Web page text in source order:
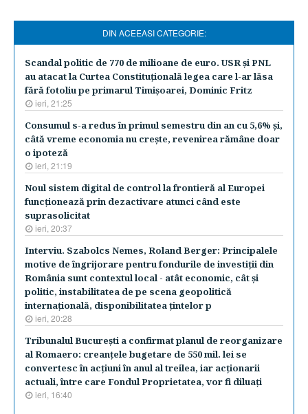
DIN ACEEASI CATEGORIE:
Scandal politic de 770 de milioane de euro. USR şi PNL
au atacat la Curtea Constituţională legea care l-ar lăsa
fără fotoliu pe primarul Timişoarei, Dominic Fritz
ieri, 21:25
Consumul s-a redus în primul semestru din an cu 5,6% şi,
câtă vreme economia nu creşte, revenirea rămâne doar
o ipoteză
ieri, 21:19
Noul sistem digital de control la frontieră al Europei
funcţionează prin dezactivare atunci când este
suprasolicitat
ieri, 20:37
Interviu. Szabolcs Nemes, Roland Berger: Principalele
motive de îngrijorare pentru fondurile de investiţii din
România sunt contextul local - atât economic, cât şi
politic, instabilitatea de pe scena geopolitică
internaţională, disponibilitatea ţintelor p
ieri, 20:28
Tribunalul Bucureşti a confirmat planul de reorganizare
al Romaero: creanţele bugetare de 550 mil. lei se
convertesc în acţiuni în anul al treilea, iar acţionarii
actuali, între care Fondul Proprietatea, vor fi diluaţi
ieri, 16:40